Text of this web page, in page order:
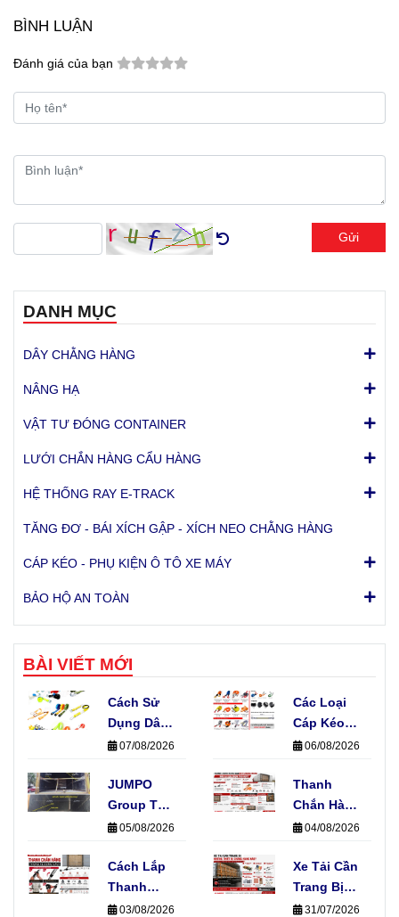
dụng thường gặp và hoàn
toàn có thể phòng tránh
nếu thao tác đúng cách.
hàng theo yêu cầuđể
hàng hóa an toàn, tối ưu
từng loại phương tiện.
BÌNH LUẬN
Đánh giá của bạn
Gửi
DANH MỤC
DÂY CHẰNG HÀNG
NÂNG HẠ
VẬT TƯ ĐÓNG CONTAINER
LƯỚI CHẮN HÀNG CẨU HÀNG
HỆ THỐNG RAY E-TRACK
TĂNG ĐƠ - BÁI XÍCH GẬP - XÍCH NEO CHẰNG HÀNG
CÁP KÉO - PHỤ KIỆN Ô TÔ XE MÁY
BẢO HỘ AN TOÀN
BÀI VIẾT MỚI
Cách Sử
Dụng Dây
Khóa Cam
Làm Hỏng
Hàng Hóa
07/08/2026
Các Loại
Cáp Kéo
Xe Phổ
Nay Và
Ứng Dụng
Thực Tế
06/08/2026
JUMPO
Group Thi
Công Hệ
Track Cho
Xe Tải Của
Đơn Vị Vận
05/08/2026
Thanh
Chắn Hàng
Và Dây
Hàng, Nên
Chọn Loại
Nào?
04/08/2026
Cách Lắp
Thanh
Chắn Hàng
03/08/2026
Xe Tải Cần
Trang Bị
Những
31/07/2026